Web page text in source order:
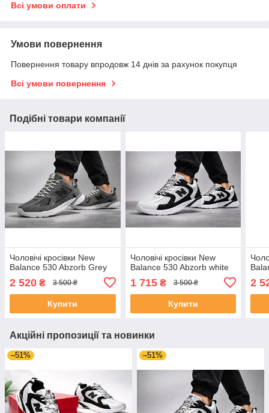
Всі умови оплати
Умови повернення
Повернення товару впродовж 14 днів за рахунок покупця
Всі умови повернення
Подібні товари компанії
Чоловічі кросівки New
Balance 530 Abzorb Grey
2 520 ₴ 3 500 ₴
Купити
Чоловічі кросівки New
Balance 530 Abzorb white
1 715₴ 3 500 ₴
Купити
2
Акційні пропозиції та новинки
–51% –51%